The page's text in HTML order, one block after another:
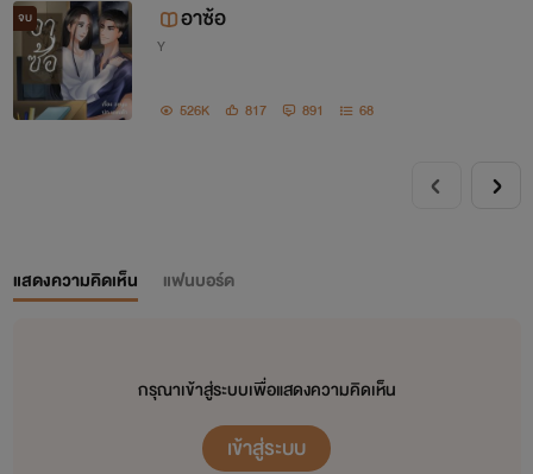
จบ อาซ้อ
Y
526K 817 891 68
แสดงความคิดเห็น แฟนบอร์ด
กรุณาเข้าสู่ระบบเพื่อแสดงความคิดเห็น
เข้าสู่ระบบ